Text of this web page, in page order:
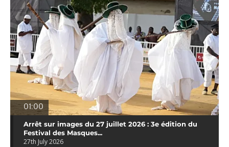
01:00
Arrêt sur images du 27 juillet 2026 : 3e édition du
Festival des Masques...
27th July 2026